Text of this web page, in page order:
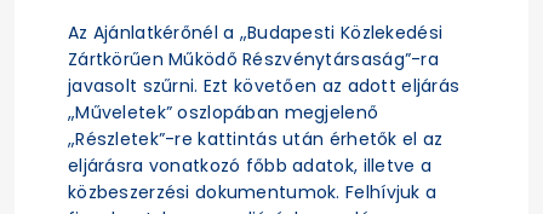
Az Ajánlatkérőnél a „Budapesti Közlekedési
Zártkörűen Működő Részvénytársaság”-ra
javasolt szűrni. Ezt követően az adott eljárás
„Műveletek” oszlopában megjelenő
„Részletek”-re kattintás után érhetők el az
eljárásra vonatkozó főbb adatok, illetve a
közbeszerzési dokumentumok. Felhívjuk a